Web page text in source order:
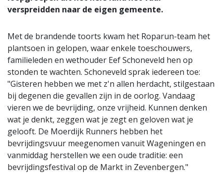
verspreidden naar de eigen gemeente.
Met de brandende toorts kwam het Roparun-team het
plantsoen in gelopen, waar enkele toeschouwers,
familieleden en wethouder Eef Schoneveld hen op
stonden te wachten. Schoneveld sprak iedereen toe:
"Gisteren hebben we met z'n allen herdacht, stilgestaan
bij degenen die gevallen zijn in de oorlog. Vandaag
vieren we de bevrijding, onze vrijheid. Kunnen denken
wat je denkt, zeggen wat je zegt en geloven wat je
gelooft. De Moerdijk Runners hebben het
bevrijdingsvuur meegenomen vanuit Wageningen en
vanmiddag herstellen we een oude traditie: een
bevrijdingsfestival op de Markt in Zevenbergen."